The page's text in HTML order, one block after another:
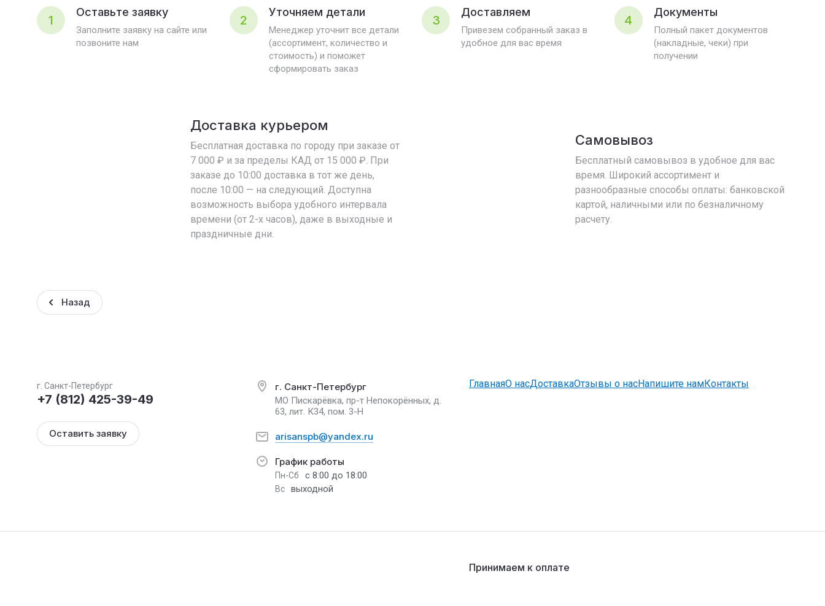
1
Оставьте заявку
Заполните заявку на сайте или
позвоните нам
2
Уточняем детали
Менеджер уточнит все детали
(ассортимент, количество и
стоимость) и поможет
сформировать заказ
3
Доставляем
Привезем собранный заказ в
удобное для вас время
4
Документы
Полный пакет документов
(накладные, чеки) при
получении
Доставка курьером
Бесплатная доставка по городу при заказе от
7 000 ₽ и за пределы КАД от 15 000 ₽. При
заказе до 10:00 доставка в тот же день,
после 10:00 — на следующий. Доступна
возможность выбора удобного интервала
времени (от 2-х часов), даже в выходные и
праздничные дни.
Самовывоз
Бесплатный самовывоз в удобное для вас
время. Широкий ассортимент и
разнообразные способы оплаты: банковской
картой, наличными или по безналичному
расчету.
Назад
г. Санкт-Петербург
+7 (812) 425-39-49
Оставить заявку
г. Санкт-Петербург
МО Пискарёвка, пр-т Непокорённых, д.
63, лит. К34, пом. 3-Н
arisanspb@yandex.ru
График работы
Пн-Сб с 8:00 до 18:00
Вс выходной
ГлавнаяО насДоставкаОтзывы о насНапишите намКонтакты
Принимаем к оплате